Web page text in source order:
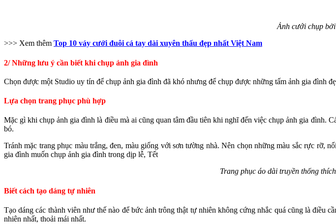
Ảnh cưới chụp
>>> Xem thêm Top 10 váy cưới đuôi cá tay dài xuyên thấu đẹp nhất Việt Nam
2/ Những lưu ý cần biết khi chụp ảnh gia đình
Chọn được một Studio uy tín để chụp ảnh gia đình đã khó nhưng để chụp được những tấm ảnh gia đình
Lựa chọn trang phục phù hợp
Mặc gì khi chụp ảnh gia đình là điều mà ai cũng quan tâm đầu tiên khi nghĩ đến việc chụp ảnh gia đình.
bó.
Tránh mặc trang phục màu trắng, đen, màu giống với sơn tường nhà. Nên chọn những màu sắc rực rỡ,
gia đình muốn chụp ảnh gia đình trong dịp lễ, Tết
Trang phục áo dài truyền thống
Biết cách tạo dáng tự nhiên
Tạo dáng các thành viên như thế nào để bức ảnh trông thật tự nhiên không cứng nhắc quá cũng là
nhiên nhất, thoải mái nhất.